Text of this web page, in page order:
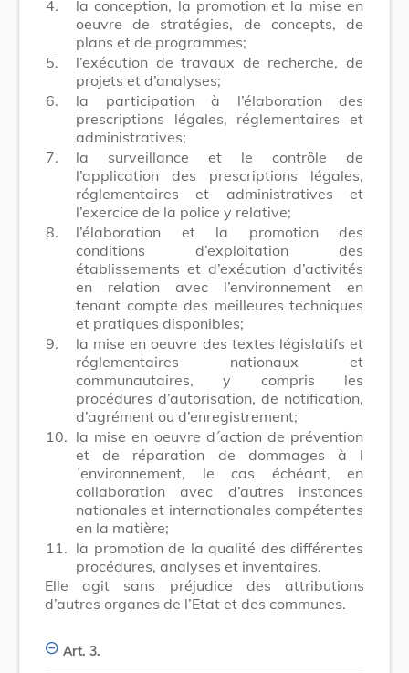
4.
la conception, la promotion et la mise en
oeuvre de stratégies, de concepts, de
plans et de programmes;
5.
l’exécution de travaux de recherche, de
projets et d’analyses;
6.
la participation à l’élaboration des
prescriptions légales, réglementaires et
administratives;
7.
la surveillance et le contrôle de
l’application des prescriptions légales,
réglementaires et administratives et
l’exercice de la police y relative;
8.
l’élaboration et la promotion des
conditions d’exploitation des
établissements et d’exécution d’activités
en relation avec l’environnement en
tenant compte des meilleures techniques
et pratiques disponibles;
9.
la mise en oeuvre des textes législatifs et
réglementaires nationaux et
communautaires, y compris les
procédures d’autorisation, de notification,
d’agrément ou d’enregistrement;
10. la mise en oeuvre d´action de prévention
et de réparation de dommages à l
´environnement, le cas échéant, en
collaboration avec d’autres instances
nationales et internationales compétentes
en la matière;
11. la promotion de la qualité des différentes
procédures, analyses et inventaires.
Elle agit sans préjudice des attributions
d’autres organes de l’Etat et des communes.
Art. 3.